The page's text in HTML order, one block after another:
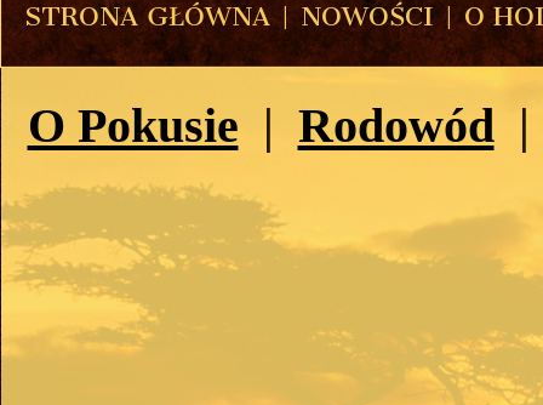
STRONA GŁÓWNA | NOWOŚCI | O
O Pokusie | Rodowód